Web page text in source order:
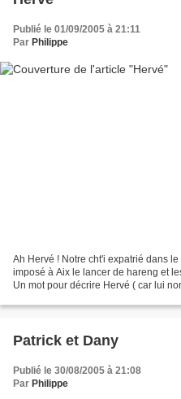
Publié le 01/09/2005 à 21:11
Par Philippe
Ah Hervé ! Notre cht'i expatrié dans
imposé à Aix le lancer de hareng et
Un mot pour décrire Hervé ( car lui
Patrick et Dany
Publié le 30/08/2005 à 21:08
Par Philippe